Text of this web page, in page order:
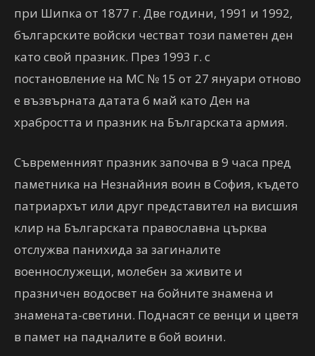
при Шипка от 1877 г. Две години, 1991 и 1992,
българските войски честват този паметен ден
като свой празник. През 1993 г. с
постановление на МС № 15 от 27 януари отново
е възвърната датата 6 май като Ден на
храбростта и празник на Българската армия.
Съвременният празник започва в 9 часа пред
паметника на Незнайния воин в София, където
патриархът или друг представител на висшия
клир на Българската православна църква
отслужва панихида за загиналите
военнослужещи, молебен за живите и
празничен водосвет на бойните знамена и
знамената-светини. Поднасят се венци и цветя
в памет на падналите в бой воини.